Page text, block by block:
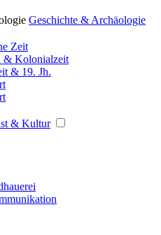
Geschichte & Archäologie
Zeit
& Kolonialzeit
& 19. Jh.
& Kultur